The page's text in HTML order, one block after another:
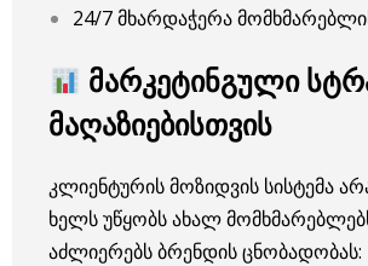
24/7 მხარდაჭერა
მარკეტინგული
მაღაზიებისთვის
კლიენტურის მოზიდვის სისტემა
ხელს უწყობს ახალ
აძლიერებს ბრენდის ცნობადობას: